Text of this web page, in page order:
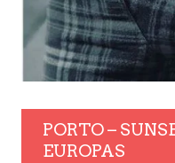
PORTO –
EUROPAS